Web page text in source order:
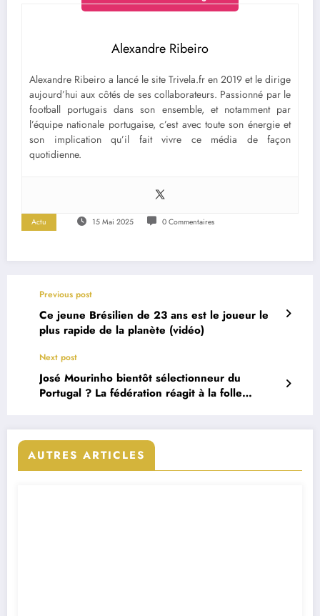
Alexandre Ribeiro
Alexandre Ribeiro a lancé le site Trivela.fr en 2019 et le dirige
aujourd’hui aux côtés de ses collaborateurs. Passionné par le
football portugais dans son ensemble, et notamment par
l’équipe nationale portugaise, c’est avec toute son énergie et
son implication qu’il fait vivre ce média de façon
quotidienne.
Actu 15 Mai 2025 0 Commentaires
Previous post
Ce jeune Brésilien de 23 ans est le joueur le
plus rapide de la planète (vidéo)
Next post
José Mourinho bientôt sélectionneur du
Portugal ? La fédération réagit à la folle
AUTRES ARTICLES